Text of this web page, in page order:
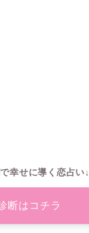
幸せに導く恋占い↓
断はコチラ